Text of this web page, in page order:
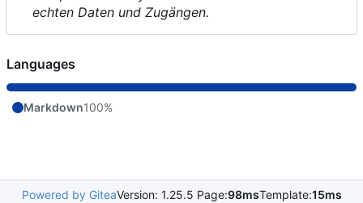
echten Daten und Zugängen.
Languages
Markdown100%
Powered by GiteaVersion: 1.25.5 Page:98msTemplate:15ms